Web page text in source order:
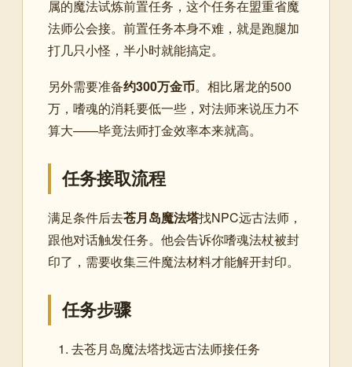
属的魔法试炼前置任务，这个任务在盟重省魔
法师公会接。前置任务本身不难，就是跑腿加
打几只小怪，半小时就能搞定。
另外需要准备约300万金币。相比屠龙的500
万，嗜魂的消耗要低一些，对法师来说压力不
算大——毕竟法师打金效率本来就高。
任务接取流程
满足条件后去苍月岛魔法塔找NPC远古法师，
跟他对话触发任务。他会告诉你嗜魂法杖被封
印了，需要收集三件魔法材料才能解开封印。
任务步骤
去苍月岛魔法塔找远古法师接任务